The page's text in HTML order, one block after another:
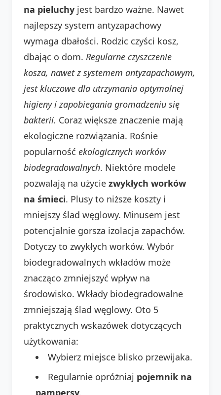
na pieluchy jest bardzo ważne. Nawet
najlepszy system antyzapachowy
wymaga dbałości. Rodzic czyści kosz,
dbając o dom. Regularne czyszczenie
kosza, nawet z systemem antyzapachowym,
jest kluczowe dla utrzymania optymalnej
higieny i zapobiegania gromadzeniu się
bakterii. Coraz większe znaczenie mają
ekologiczne rozwiązania. Rośnie
popularność ekologicznych worków
biodegradowalnych. Niektóre modele
pozwalają na użycie zwykłych worków
na śmieci. Plusy to niższe koszty i
mniejszy ślad węglowy. Minusem jest
potencjalnie gorsza izolacja zapachów.
Dotyczy to zwykłych worków. Wybór
biodegradowalnych wkładów może
znacząco zmniejszyć wpływ na
środowisko. Wkłady biodegradowalne
zmniejszają ślad węglowy. Oto 5
praktycznych wskazówek dotyczących
użytkowania:
Wybierz miejsce blisko przewijaka.
Regularnie opróżniaj pojemnik na
pampersy